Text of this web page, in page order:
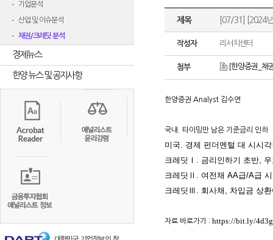
기업분석
산업 및 이슈분석
채권/크레딧 분석
경제뉴스
한양 뉴스 및 공지사항
제목 [07/31] [2024
작성자 리서치센터
첨부 [한양증권_채
한양증권 Analyst 김수연
국내. 타이밍만 남은 기준금리 인하
미국. 경제 펀더멘털 대 시시
크레딧Ⅰ. 금리인하기 초반,
크레딧Ⅱ. 여전채 AA급/A급
크레딧Ⅲ. 회사채, 차입금 상
자료 바로가기 : https://bit.ly/